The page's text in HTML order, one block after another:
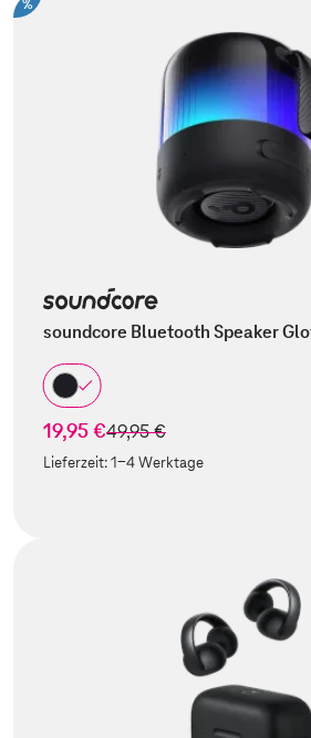
%
soundcore Bluetooth Speaker
19,95 €statt
49,95 €
Lieferzeit:1-4 Werktage